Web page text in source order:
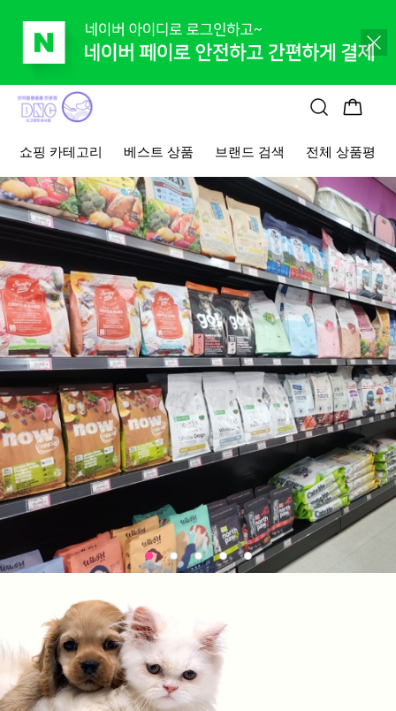
쇼핑 카테고리 베스트 상품 브랜드 검색 전체 상품평
고양이 간식 고양이 용품 브랜드 뉴 상품 알뜰살뜰 이